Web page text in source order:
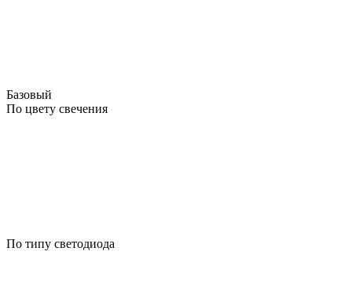
Базовый
По цвету свечения
По типу светодиода